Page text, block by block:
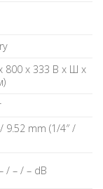
800 x 333 В x Ш x
9.52 mm (1/4″ /
/ – / – dB